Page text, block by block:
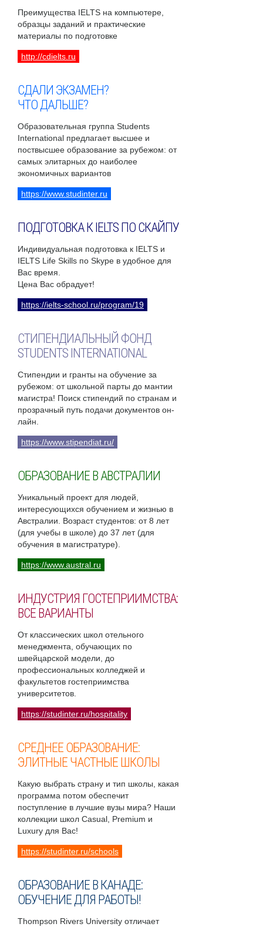
Преимущества IELTS на компьютере,
образцы заданий и практические
материалы по подготовке
http://cdielts.ru
СДАЛИ ЭКЗАМЕН?
ЧТО ДАЛЬШЕ?
Образовательная группа Students
International предлагает высшее и
поствысшее образование за рубежом: от
самых элитарных до наиболее
экономичных вариантов
https://www.studinter.ru
ПОДГОТОВКА К IELTS ПО СКАЙПУ
Индивидуальная подготовка к IELTS и
IELTS Life Skills по Skype в удобное для
Вас время.
Цена Вас обрадует!
https://ielts-school.ru/program/19
СТИПЕНДИАЛЬНЫЙ ФОНД
STUDENTS INTERNATIONAL
Стипендии и гранты на обучение за
рубежом: от школьной парты до мантии
магистра! Поиск стипендий по странам и
прозрачный путь подачи документов он-
лайн.
https://www.stipendiat.ru/
ОБРАЗОВАНИЕ В АВСТРАЛИИ
Уникальный проект для людей,
интересующихся обучением и жизнью в
Австралии. Возраст студентов: от 8 лет
(для учебы в школе) до 37 лет (для
обучения в магистратуре).
https://www.austral.ru
ИНДУСТРИЯ ГОСТЕПРИИМСТВА:
ВСЕ ВАРИАНТЫ
От классических школ отельного
менеджмента, обучающих по
швейцарской модели, до
профессиональных колледжей и
факультетов гостеприимства
университетов.
https://studinter.ru/hospitality
СРЕДНЕЕ ОБРАЗОВАНИЕ:
ЭЛИТНЫЕ ЧАСТНЫЕ ШКОЛЫ
Какую выбрать страну и тип школы, какая
программа потом обеспечит
поступление в лучшие вузы мира? Наши
коллекции школ Casual, Premium и
Luxury для Вас!
https://studinter.ru/schools
ОБРАЗОВАНИЕ В КАНАДЕ:
ОБУЧЕНИЕ ДЛЯ РАБОТЫ!
Thompson Rivers University отличает